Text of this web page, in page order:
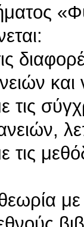
και
τις
τις
με